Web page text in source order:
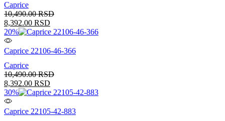
Caprice
10,490.00RSD
8,392.00 RSD
20%
Caprice 22106-46-366
Caprice
10,490.00RSD
8,392.00 RSD
30%
Caprice 22105-42-883